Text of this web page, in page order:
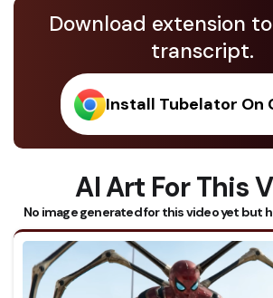
Download extension
transcript.
Install Tubelator On
AI Art For This
No image generated for this video yet but